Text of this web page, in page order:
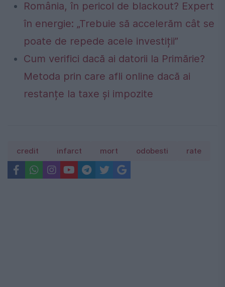
România, în pericol de blackout? Expert
în energie: „Trebuie să accelerăm cât se
poate de repede acele investiții”
Cum verifici dacă ai datorii la Primărie?
Metoda prin care afli online dacă ai
restanțe la taxe și impozite
credit infarct mort odobesti rate